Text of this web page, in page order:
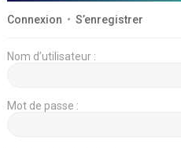
Connexion • S’enregistrer
Nom d’utilisateur :
Mot de passe :